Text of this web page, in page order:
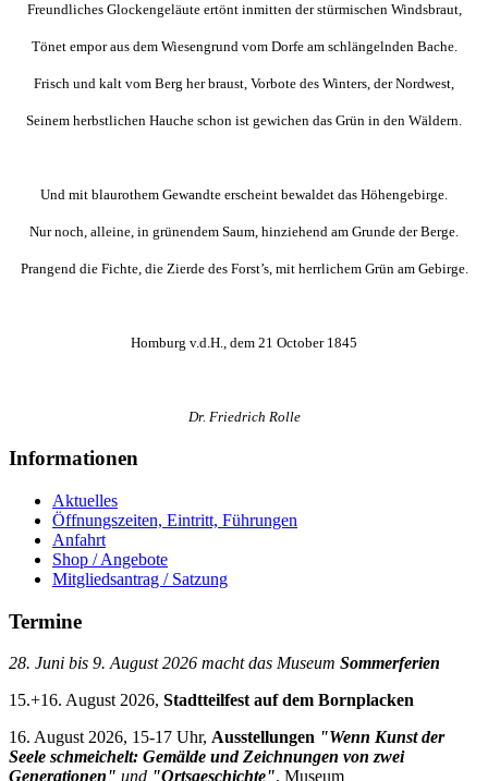
Freundliches Glockengeläute ertönt inmitten der stürmischen Windsbraut,
Tönet empor aus dem Wiesengrund vom Dorfe am schlängelnden Bache.
Frisch und kalt vom Berg her braust, Vorbote des Winters, der Nordwest,
Seinem herbstlichen Hauche schon ist gewichen das Grün in den Wäldern.
Und mit blaurothem Gewandte erscheint bewaldet das Höhengebirge.
Nur noch, alleine, in grünendem Saum, hinziehend am Grunde der Berge.
Prangend die Fichte, die Zierde des Forst’s, mit herrlichem Grün am Gebirge.
Homburg v.d.H., dem 21 October 1845
Dr. Friedrich Rolle
Informationen
Aktuelles
Öffnungszeiten, Eintritt, Führungen
Anfahrt
Shop / Angebote
Mitgliedsantrag / Satzung
Termine
28. Juni bis 9. August 2026 macht das Museum Sommerferien
15.+16. August 2026, Stadtteilfest auf dem Bornplacken
16. August 2026, 15-17 Uhr, Ausstellungen "Wenn Kunst der
Seele schmeichelt: Gemälde und Zeichnungen von zwei
Generationen" und "Ortsgeschichte", Museum